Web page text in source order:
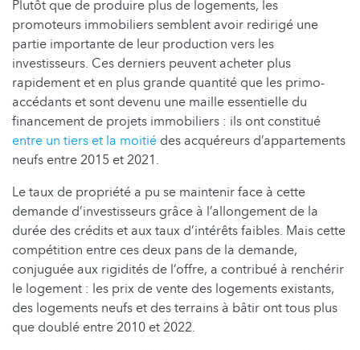
Plutôt que de produire plus de logements, les
promoteurs immobiliers semblent avoir redirigé une
partie importante de leur production vers les
investisseurs. Ces derniers peuvent acheter plus
rapidement et en plus grande quantité que les primo-
accédants et sont devenu une maille essentielle du
financement de projets immobiliers : ils ont constitué
entre un tiers et la moitié des acquéreurs d’appartements
neufs entre 2015 et 2021.
Le taux de propriété a pu se maintenir face à cette
demande d’investisseurs grâce à l’allongement de la
durée des crédits et aux taux d’intérêts faibles. Mais cette
compétition entre ces deux pans de la demande,
conjuguée aux rigidités de l’offre, a contribué à renchérir
le logement : les prix de vente des logements existants,
des logements neufs et des terrains à bâtir ont tous plus
que doublé entre 2010 et 2022.